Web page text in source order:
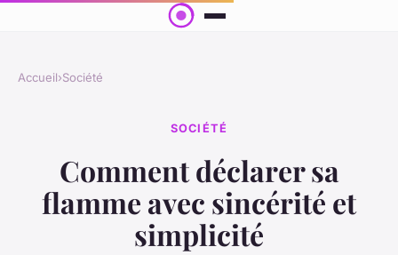
Accueil›Société
SOCIÉTÉ
Comment déclarer sa
flamme avec sincérité et
simplicité